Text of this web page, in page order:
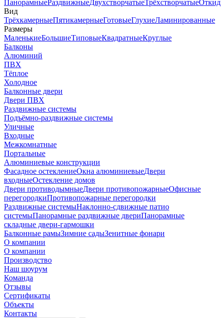
ПанорамныеРаздвижныеДвухстворчатыеТрёхстворчатые
Вид
ТрёхкамерныеПятикамерныеГотовыеГлухиеЛаминированные
Размеры
МаленькиеБольшиеТиповыеКвадратныеКруглые
Балконы
Алюминий
ПВХ
Тёплое
Холодное
Балконные двери
Двери ПВХ
Раздвижные системы
Подъёмно-раздвижные системы
Уличные
Входные
Межкомнатные
Портальные
Алюминиевые конструкции
Фасадное остеклениеОкна алюминиевыеДвери
входныеОстекление домов
Двери противодымныеДвери противопожарныеОфисные
перегородкиПротивопожарные перегородки
Раздвижные системыНаклонно-сдвижные патио
системыПанорамные раздвижные двериПанорамные
складные двери-гармошки
Балконные рамыЗимние садыЗенитные фонари
О компании
О компании
Производство
Наш шоурум
Команда
Отзывы
Сертификаты
Объекты
Контакты